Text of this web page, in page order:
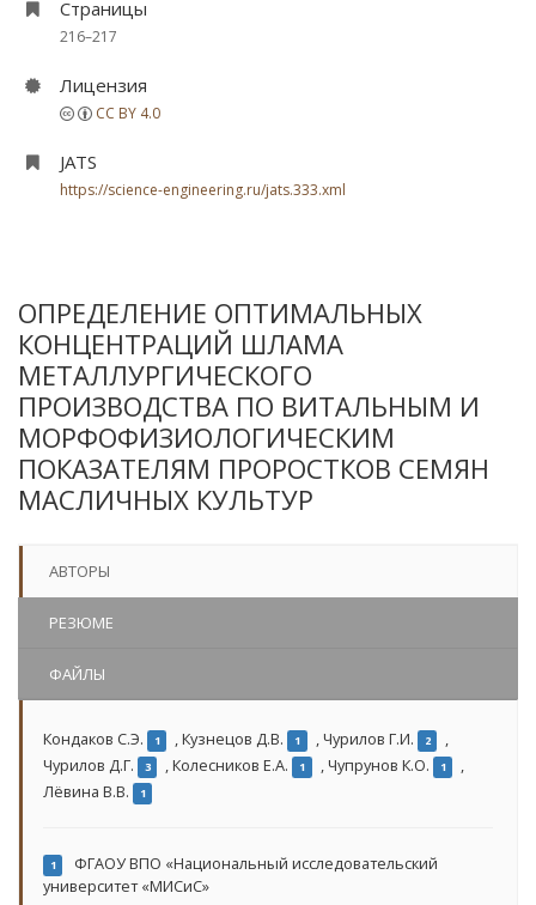
Страницы
216–217
Лицензия
CC BY 4.0
JATS
https://science-engineering.ru/jats.333.xml
ОПРЕДЕЛЕНИЕ ОПТИМАЛЬНЫХ
КОНЦЕНТРАЦИЙ ШЛАМА
МЕТАЛЛУРГИЧЕСКОГО
ПРОИЗВОДСТВА ПО ВИТАЛЬНЫМ И
МОРФОФИЗИОЛОГИЧЕСКИМ
ПОКАЗАТЕЛЯМ ПРОРОСТКОВ СЕМЯН
МАСЛИЧНЫХ КУЛЬТУР
АВТОРЫ
РЕЗЮМЕ
ФАЙЛЫ
Кондаков С.Э. 1 ,Кузнецов Д.В. 1 ,Чурилов Г.И. 2
,
Чурилов Д.Г.
3 ,Колесников Е.А. 1 ,Чупрунов К.О. 1
,
Лёвина В.В.
1
1
ФГАОУ ВПО «Национальный исследовательский
университет «МИСиС»